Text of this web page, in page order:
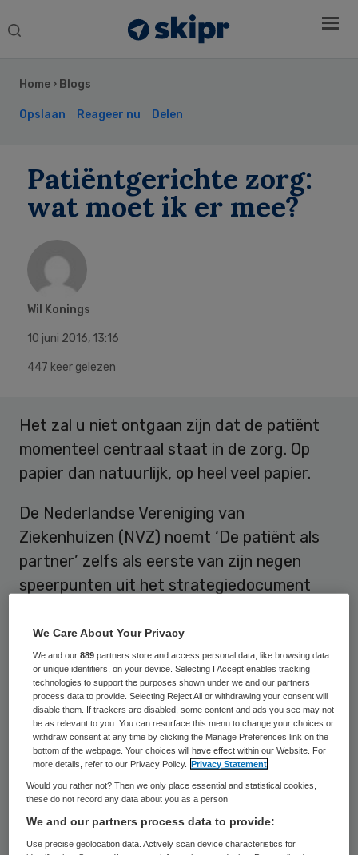
Search
Home › Blogs
Opslaan Reageer nu Delen
Patiëntgerichte zorg:
wat moet ik er mee?
Wil Konings
10 juni 2016, 13:16
447 keer gelezen
Het zal u niet ontgaan zijn dat de patiënt
momenteel centraal staat in de zorg. Op
papier dan natuurlijk, op heel veel papier.
De Nederlandse Vereniging van
Ziekenhuizen (NVZ) noemt ‘De patiënt als
partner’ zelfs als eerste van zijn negen
speerpunten uit het strategiedocument
Volksgezondheid schrijft in april 2016 in een
brief aan de Tweede Kamer over de
resultaten van maar liefst 53 acties in het
kader van het ‘Jaar van de Transparantie’.
En ikzelf schreef zelfs een heel boek vol
over wat patiënten zelf kunnen doen om
In verband daarmee geef ik veel lezingen,
onder andere voor patiëntenverenigingen,
Sidebar
We Care About Your Privacy
We and our889 partners store and access personal data, like browsing data
or unique identifiers, on your device. Selecting I Accept enables tracking
technologies to support the purposes shown under we and our partners
process data to provide. Selecting Reject All or withdrawing your consent will
disable them. If trackers are disabled, some content and ads you see may not
be as relevant to you. You can resurface this menu to change your choices or
withdraw consent at any time by clicking the Manage Preferences link on the
bottom of the webpage. Your choices will have effect within our Website. For
more details, refer to our Privacy Policy.
Privacy Statement
Would you rather not? Then we only place essential and statistical cookies,
these do not record any data about you as a person
We and our partners process data to provide:
Use precise geolocation data. Actively scan device characteristics for